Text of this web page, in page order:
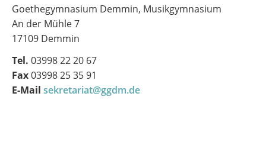
Goethegymnasium Demmin, Musikgymnasium
An der Mühle 7
17109 Demmin
Tel. 03998 22 20 67
Fax03998 25 35 91
E-Mail sekretariat@ggdm.de